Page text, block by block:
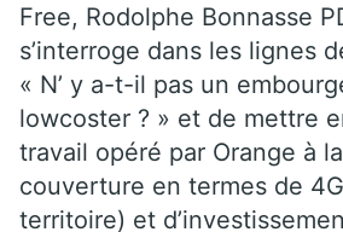
Free, Rodolphe Bonnasse
s’interroge dans les lignes
« N’ y a-t-il pas un
lowcoster ? » et de mettre
travail opéré par Orange à
couverture en termes de
territoire) et